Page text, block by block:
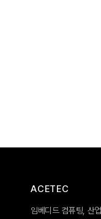
ACETEC
임베디드 컴퓨팅, 산